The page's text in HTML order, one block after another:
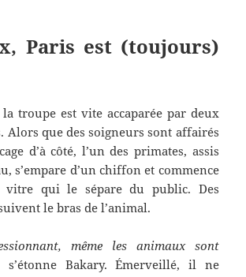
Paris est (toujours)
la troupe est vite accaparée par deux
Alors que des soigneurs sont affairés
d’à côté, l’un des primates, assis
s’empare d’un chiffon et commence
vitre qui le sépare du public. Des
le bras de l’animal.
même les animaux sont
s’étonne Bakary. Émerveillé, il ne